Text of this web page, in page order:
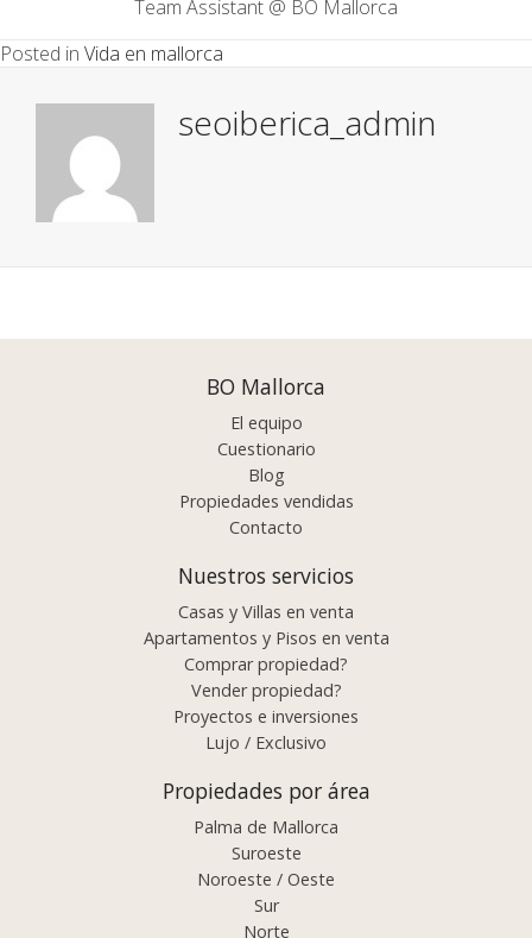
Team Assistant @ BO Mallorca
Posted in Vida en mallorca
seoiberica_admin
navigation
BO Mallorca
El equipo
Cuestionario
Blog
Propiedades vendidas
Contacto
Nuestros servicios
Casas y Villas en venta
Apartamentos y Pisos en venta
Comprar propiedad?
Vender propiedad?
Proyectos e inversiones
Lujo / Exclusivo
Propiedades por área
Palma de Mallorca
Suroeste
Noroeste / Oeste
Sur
Norte